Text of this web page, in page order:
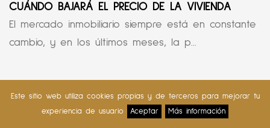
CUÁNDO BAJARÁ EL PRECIO DE LA VIVIENDA
El mercado inmobiliario siempre está en constante
cambio, y en los últimos meses, la p...
SOLICITA MÁS INFORMACIÓN
Este sitio web utiliza cookies propias y de terceros para mejorar tu
experiencia de usuario
Aceptar Más información